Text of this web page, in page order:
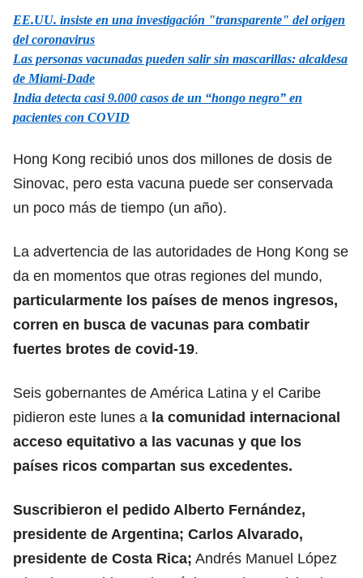
EE.UU. insiste en una investigación "transparente" del origen
del coronavirus
Las personas vacunadas pueden salir sin mascarillas: alcaldesa
de Miami-Dade
India detecta casi 9.000 casos de un “hongo negro” en
pacientes con COVID
Hong Kong recibió unos dos millones de dosis de
Sinovac, pero esta vacuna puede ser conservada
un poco más de tiempo (un año).
La advertencia de las autoridades de Hong Kong se
da en momentos que otras regiones del mundo,
particularmente los países de menos ingresos,
corren en busca de vacunas para combatir
fuertes brotes de covid-19.
Seis gobernantes de América Latina y el Caribe
pidieron este lunes a la comunidad internacional
acceso equitativo a las vacunas y que los
países ricos compartan sus excedentes.
Suscribieron el pedido Alberto Fernández,
presidente de Argentina; Carlos Alvarado,
presidente de Costa Rica; Andrés Manuel López